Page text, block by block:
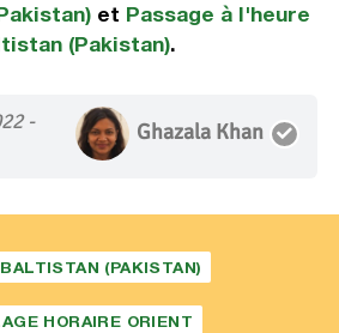
et Passage à l'heure
(Pakistan).
-
Ghazala Khan
(PAKISTAN)
HORAIRE ORIENT